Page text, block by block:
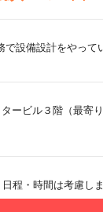
で設備設計をやっ
タービル３階（最
程・時間は考慮し